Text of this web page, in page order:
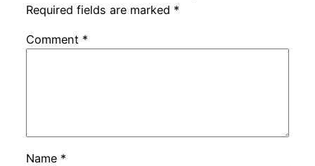
Required fields are marked *
Comment *
Name *